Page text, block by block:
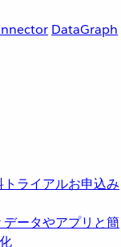
DataGraph
ライアルお申込み
データやアプリと簡